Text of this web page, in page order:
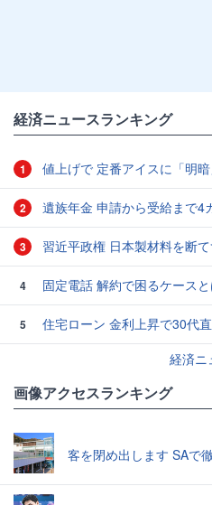
経済ニュースランキング
1 値上げで 定番アイスに「明暗
2 遺族年金 申請から受給まで4
3 習近平政権 日本製材料を断
4 固定電話 解約で困るケース
5
住宅ローン 金利上昇で30代
経済ニ
画像アクセスランキング
客を閉め出します SAで